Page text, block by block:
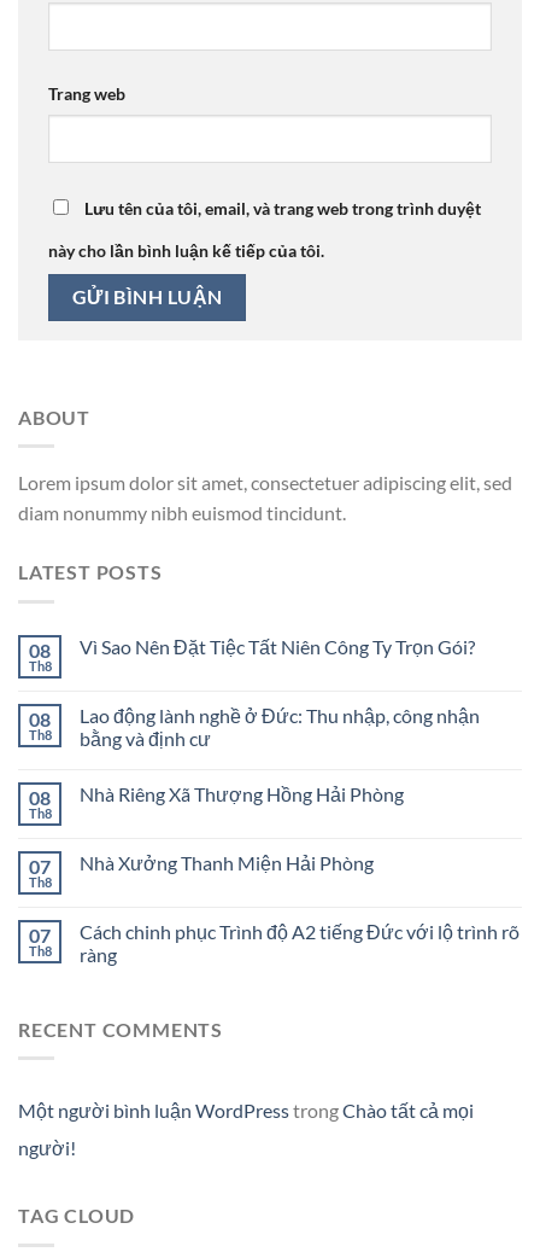
Trang web
Lưu tên của tôi, email, và trang web trong trình duyệt
này cho lần bình luận kế tiếp của tôi.
ABOUT
Lorem ipsum dolor sit amet, consectetuer adipiscing elit, sed
diam nonummy nibh euismod tincidunt.
LATEST POSTS
08
Th8
Vì Sao Nên Đặt Tiệc Tất Niên Công Ty Trọn Gói?
08
Th8
Lao động lành nghề ở Đức: Thu nhập, công nhận
bằng và định cư
08
Th8
Nhà Riêng Xã Thượng Hồng Hải Phòng
07
Th8
Nhà Xưởng Thanh Miện Hải Phòng
07
Th8
Cách chinh phục Trình độ A2 tiếng Đức với lộ trình rõ
ràng
RECENT COMMENTS
Một người bình luận WordPresstrongChào tất cả mọi
người!
TAG CLOUD